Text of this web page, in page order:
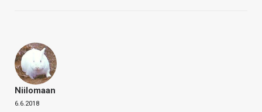
Niilomaan
6.6.2018